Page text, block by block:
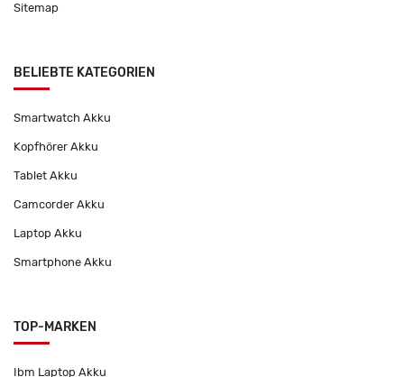
Sitemap
BELIEBTE KATEGORIEN
Smartwatch Akku
Kopfhörer Akku
Tablet Akku
Camcorder Akku
Laptop Akku
Smartphone Akku
TOP-MARKEN
Ibm Laptop Akku